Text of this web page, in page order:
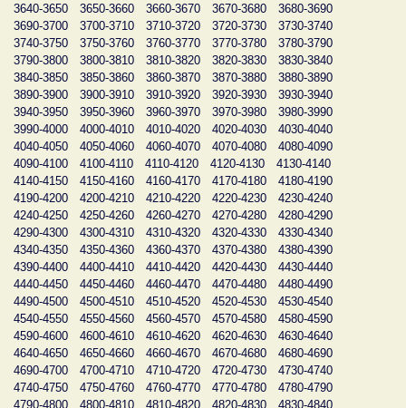
3640-3650
3650-3660 3660-3670 3670-3680
3680-3690
3690-3700
3700-3710 3710-3720 3720-3730
3730-3740
3740-3750
3750-3760 3760-3770 3770-3780
3780-3790
3790-3800
3800-3810 3810-3820 3820-3830
3830-3840
3840-3850
3850-3860 3860-3870 3870-3880
3880-3890
3890-3900
3900-3910 3910-3920 3920-3930
3930-3940
3940-3950
3950-3960 3960-3970 3970-3980
3980-3990
3990-4000
4000-4010 4010-4020 4020-4030
4030-4040
4040-4050
4050-4060 4060-4070 4070-4080
4080-4090
4090-4100
4100-4110 4110-4120 4120-4130
4130-4140
4140-4150
4150-4160 4160-4170 4170-4180
4180-4190
4190-4200
4200-4210 4210-4220 4220-4230
4230-4240
4240-4250
4250-4260 4260-4270 4270-4280
4280-4290
4290-4300
4300-4310 4310-4320 4320-4330
4330-4340
4340-4350
4350-4360 4360-4370 4370-4380
4380-4390
4390-4400
4400-4410 4410-4420 4420-4430
4430-4440
4440-4450
4450-4460 4460-4470 4470-4480
4480-4490
4490-4500
4500-4510 4510-4520 4520-4530
4530-4540
4540-4550
4550-4560 4560-4570 4570-4580
4580-4590
4590-4600
4600-4610 4610-4620 4620-4630
4630-4640
4640-4650
4650-4660 4660-4670 4670-4680
4680-4690
4690-4700
4700-4710 4710-4720 4720-4730
4730-4740
4740-4750
4750-4760 4760-4770 4770-4780
4780-4790
4790-4800
4800-4810 4810-4820 4820-4830
4830-4840